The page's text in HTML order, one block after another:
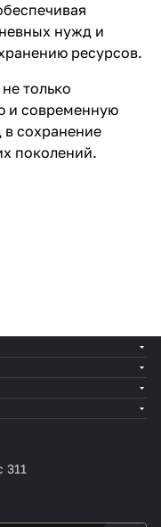
нужд и
ресурсов.
только
и современную
в сохранение
поколений.
311